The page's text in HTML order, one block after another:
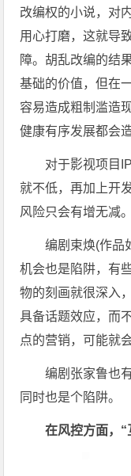
改编权的小说，对
用心打磨，这就导
障。胡乱改编的结
基础的价值，但在
容易造成粗制滥造
健康有序发展都会
对于影视项目
就不低，再加上开
风险只会有增无减。
编剧束焕(作品
机会也是陷阱，有
物的刻画就很深入
具备话题效应，而
点的营销，可能就
编剧张家鲁也
同时也是个陷阱。
在风控方面，